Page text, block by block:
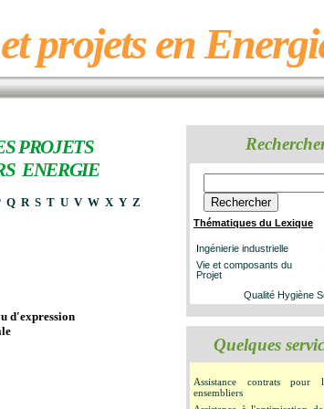
projets en
PROJETS
ENERGIE
Q R S T U V W X Y Z
d'expression
Thématiques du Lexique
Ingénierie industrielle
Vie et composants du
Projet
Qualité Hygiène
Quelques
Assistance contrats pour
ensembliers